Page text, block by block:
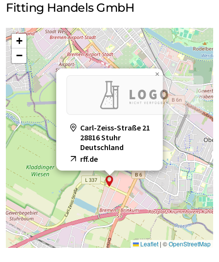
Fitting Handels GmbH
Carl-Zeiss-Straße 21
28816 Stuhr
Deutschland
rff.de
×
+
−
Leaflet | ©OpenStreetMap